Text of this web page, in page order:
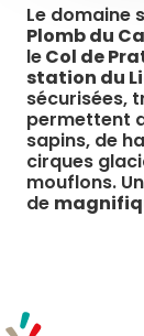
Le domaine
Plomb du
leCol de
station du
sécurisées,
permettent
sapins, de
cirques
mouflons.
de